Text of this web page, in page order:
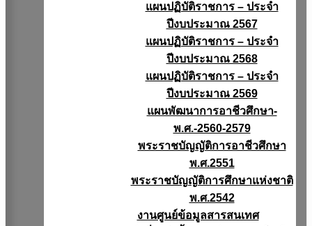
แผนปฏิบัติราชการ – ประจำ
ปีงบประมาณ 2567
แผนปฏิบัติราชการ – ประจำ
ปีงบประมาณ 2568
แผนปฏิบัติราชการ – ประจำ
ปีงบประมาณ 2569
แผนพัฒนาการอาชีวศึกษา-
พ.ศ.-2560-2579
พระราชบัญญัติการอาชีวศึกษา
พ.ศ.2551
พระราชบัญญัติการศึกษาแห่งชาติ
พ.ศ.2542
งานศูนย์ข้อมูลสารสนเทศ